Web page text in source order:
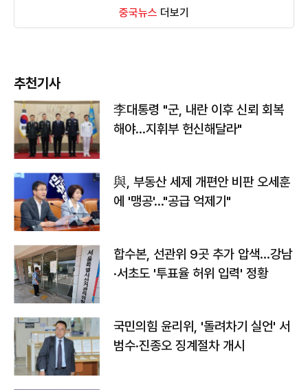
중국뉴스 더보기
추천기사
李대통령 "군, 내란 이후 신뢰 회복
해야…지휘부 헌신해달라"
與, 부동산 세제 개편안 비판 오세훈
에 '맹공'…"공급 억제기"
합수본, 선관위 9곳 추가 압색…강남
·서초도 '투표율 허위 입력' 정황
국민의힘 윤리위, '돌려차기 실언' 서
범수·진종오 징계절차 개시